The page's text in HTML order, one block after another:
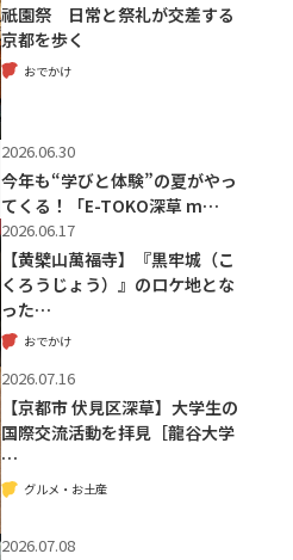
祇園祭 日常と祭礼が交差する
京都を歩く
おでかけ
2026.06.30
今年も“学びと体験”の夏がやっ
てくる！「E-TOKO深草 m…
2026.06.17
【黄檗山萬福寺】『黒牢城（こ
くろうじょう）』のロケ地とな
った…
おでかけ
2026.07.16
【京都市 伏見区深草】大学生の
国際交流活動を拝見［龍谷大学
…
グルメ・お土産
2026.07.08